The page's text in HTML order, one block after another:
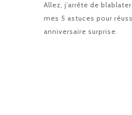
Allez, j’arrête de
mes 5 astuces pour
anniversaire surprise.